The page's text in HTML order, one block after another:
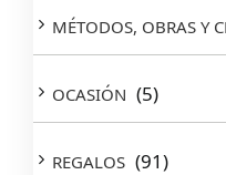
MÉTODOS, OBRAS Y
OCASIÓN (5)
REGALOS (91)